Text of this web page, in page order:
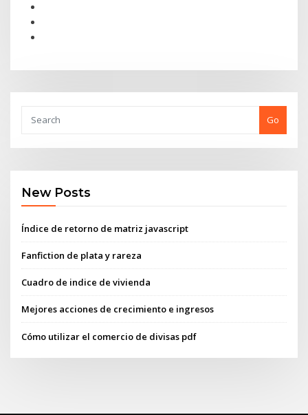
Go
New Posts
Índice de retorno de matriz javascript
Fanfiction de plata y rareza
Cuadro de indice de vivienda
Mejores acciones de crecimiento e ingresos
Cómo utilizar el comercio de divisas pdf